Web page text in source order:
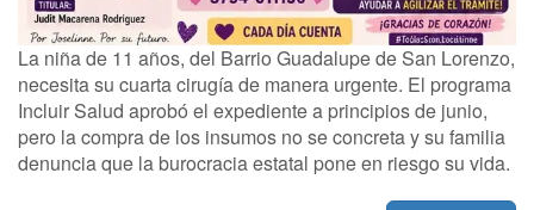
La niña de 11 años, del Barrio Guadalupe de San Lorenzo,
necesita su cuarta cirugía de manera urgente. El programa
Incluir Salud aprobó el expediente a principios de junio,
pero la compra de los insumos no se concreta y su familia
denuncia que la burocracia estatal pone en riesgo su vida.